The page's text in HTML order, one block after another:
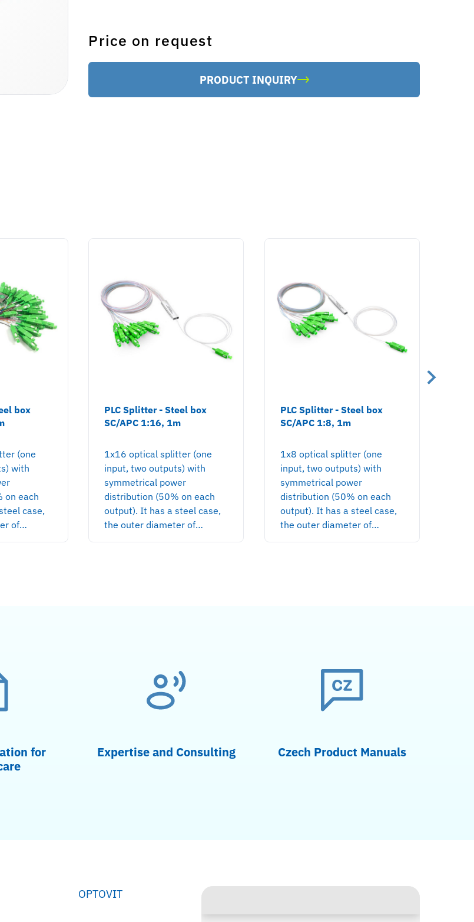
Price on request
PRODUCT INQUIRY
box
(one
with
on each
case,
of…
PLC Splitter - Steel box
SC/APC 1:16, 1m
1x16 optical splitter (one
input, two outputs) with
symmetrical power
distribution (50% on each
output). It has a steel case,
the outer diameter of…
PLC Splitter - Steel box
SC/APC 1:8, 1m
1x8 optical splitter (one
input, two outputs) with
symmetrical power
distribution (50% on each
output). It has a steel case,
the outer diameter of…
for
Expertise and Consulting Czech Product Manuals
OPTOVIT